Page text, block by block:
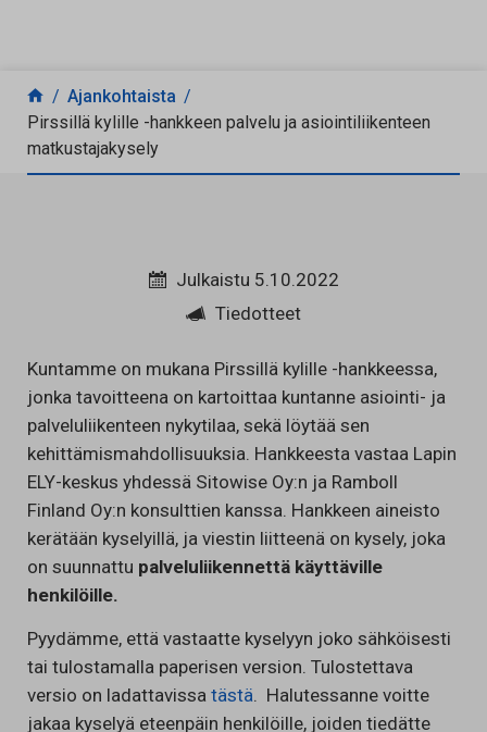
Siirry sisältöön
Ajankohtaista
Pirssillä kylille -hankkeen palvelu ja asiointiliikenteen
matkustajakysely
Julkaistu 5.10.2022
Tiedotteet
Kuntamme on mukana Pirssillä kylille -hankkeessa,
jonka tavoitteena on kartoittaa kuntanne asiointi- ja
palveluliikenteen nykytilaa, sekä löytää sen
kehittämismahdollisuuksia. Hankkeesta vastaa Lapin
ELY-keskus yhdessä Sitowise Oy:n ja Ramboll
Finland Oy:n konsulttien kanssa. Hankkeen aineisto
kerätään kyselyillä, ja viestin liitteenä on kysely, joka
on suunnattu palveluliikennettä käyttäville
henkilöille.
Pyydämme, että vastaatte kyselyyn joko sähköisesti
tai tulostamalla paperisen version. Tulostettava
versio on ladattavissa tästä. Halutessanne voitte
jakaa kyselyä eteenpäin henkilöille, joiden tiedätte